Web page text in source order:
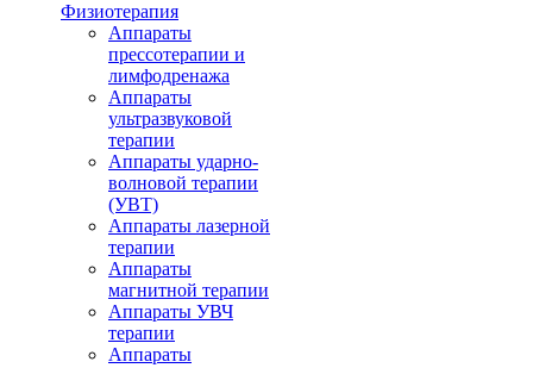
Физиотерапия
Аппараты
прессотерапии и
лимфодренажа
Аппараты
ультразвуковой
терапии
Аппараты ударно-
волновой терапии
(УВТ)
Аппараты лазерной
терапии
Аппараты
магнитной терапии
Аппараты УВЧ
терапии
Аппараты